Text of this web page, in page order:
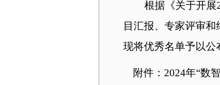
根据 《关于开展
目汇报、 专家评审和
现将优秀名单予以公
附件： 2024年“数